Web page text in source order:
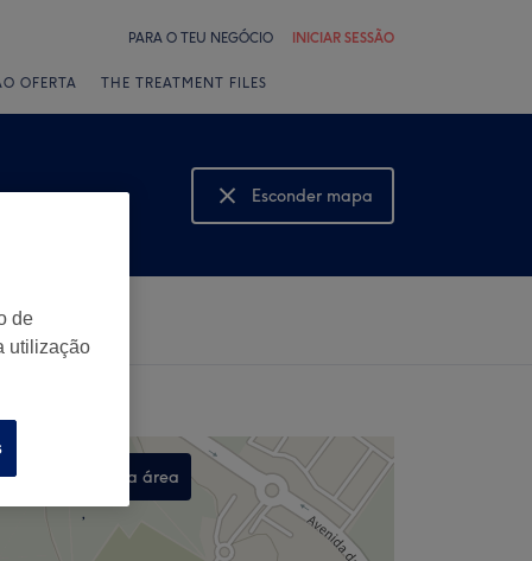
PARA O TEU NEGÓCIO INICIAR SESSÃO
OFERTA THE TREATMENT FILES
Esconder mapa
Mostrar mapa
Procurar nesta área
,
de
utilização